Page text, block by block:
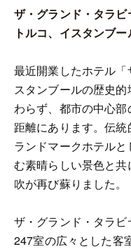
ザ・グランド・タラ
トルコ、イスタンブー
最近開業したホテル
スタンブールの歴史
わらず、都市の中心
距離にあります。伝
ランドマークホテル
む素晴らしい景色と
吹が再び蘇りました。
ザ・グランド・タラ
247室の広々とした客